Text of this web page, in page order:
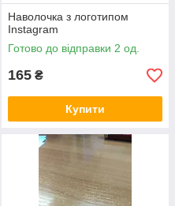
Наволочка з логотипом
Instagram
Готово до відправки 2 од.
165 ₴
Купити